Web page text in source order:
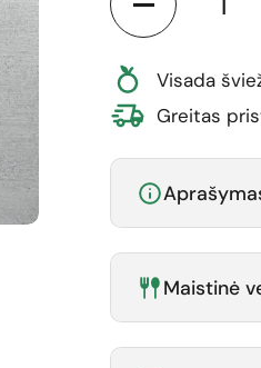
Visada
Greitas
Maistinė